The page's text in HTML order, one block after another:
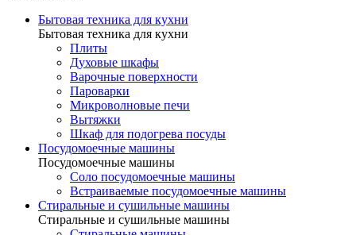
Бытовая техника для кухни
Бытовая техника для кухни
Плиты
Духовые шкафы
Варочные поверхности
Пароварки
Микроволновые печи
Вытяжки
Шкаф для подогрева посуды
Посудомоечные машины
Посудомоечные машины
Соло посудомоечные машины
Встраиваемые посудомоечные машины
Стиральные и сушильные машины
Стиральные и сушильные машины